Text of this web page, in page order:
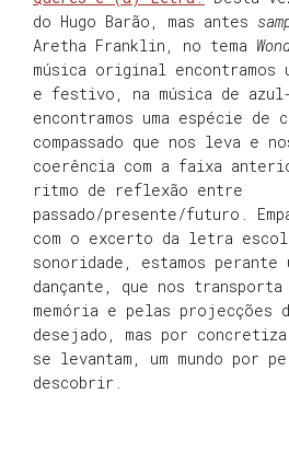
do Hugo Barão, mas antes
Aretha Franklin, no tema
música original encontramos
e festivo, na música de
encontramos uma espécie de
compassado que nos leva e
coerência com a faixa
ritmo de reflexão entre
passado/presente/futuro.
com o excerto da letra
sonoridade, estamos perante
dançante, que nos transporta
memória e pelas projecções
desejado, mas por
se levantam, um mundo por
descobrir.